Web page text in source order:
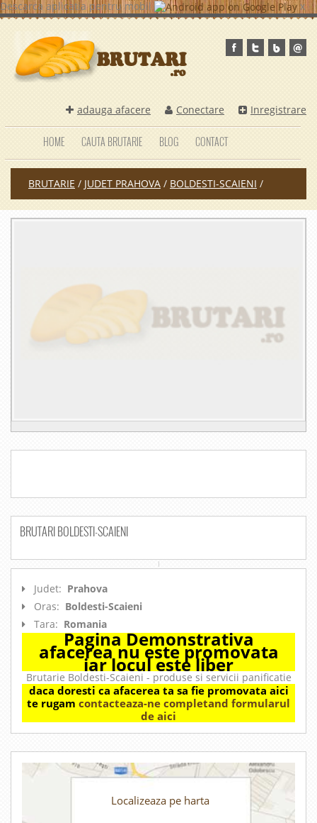
Descarca aplicatia pentru mobil x
adauga afacere Conectare Inregistrare
HOME CAUTA BRUTARIE BLOG CONTACT
BRUTARIE / JUDET PRAHOVA / BOLDESTI-SCAIENI /
BRUTARI BOLDESTI-SCAIENI
Judet: Prahova
Oras: Boldesti-Scaieni
Tara: Romania
Pagina Demonstrativa
afacerea nu este promovata
iar locul este liber
Brutarie Boldesti-Scaieni - produse si servicii panificatie
daca doresti ca afacerea ta sa fie promovata aici
te rugam contacteaza-ne completand formularul
de aici
Localizeaza pe harta